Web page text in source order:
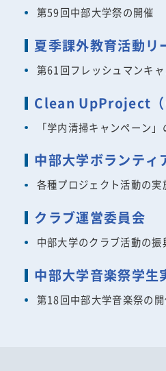
第59回中部大学祭の開催
夏季課外教育活動リ
第61回フレッシュマンキ
Clean UpProject（
「学内清掃キャンペーン」
中部大学ボランティ
各種プロジェクト活動の実
クラブ運営委員会
中部大学のクラブ活動の振
中部大学音楽祭学生
第18回中部大学音楽祭の